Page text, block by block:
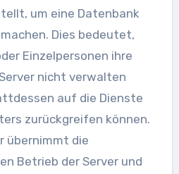
um eine Datenbank
Dies bedeutet,
Einzelpersonen ihre
nicht verwalten
auf die Dienste
zurückgreifen können.
übernimmt die
Betrieb der Server und